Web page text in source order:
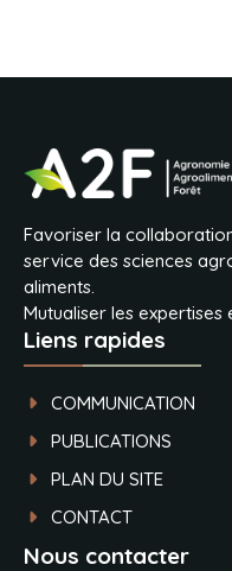
Favoriser la
service des sciences
aliments.
Mutualiser les
Liens rapides
COMMUNICATION
PUBLICATIONS
PLAN DU SITE
CONTACT
Nous contacter